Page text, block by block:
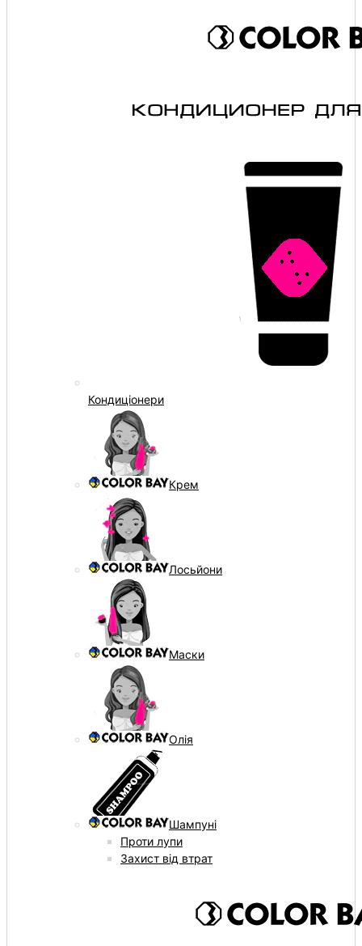
Кондиціонери
Крем
Лосьйони
Маски
Олія
Шампуні
Проти лупи
Захист від втрат